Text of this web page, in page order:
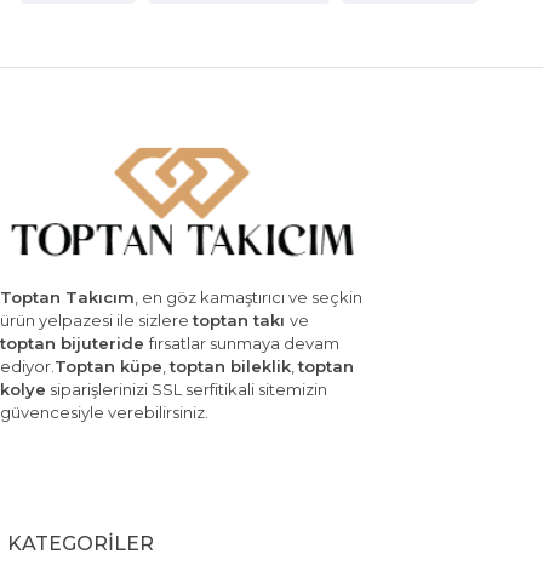
Toptan Takıcım, en göz kamaştırıcı ve seçkin
ürün yelpazesi ile sizleretoptan takı ve
toptan bijuteridefırsatlar sunmaya devam
ediyor.Toptan küpe,toptan bileklik,toptan
kolye siparişlerinizi SSL serfitikali sitemizin
güvencesiyle verebilirsiniz.
KATEGORİLER